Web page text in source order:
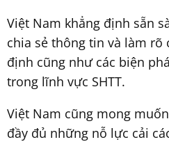
Việt Nam khẳng định sẵn
chia sẻ thông tin và làm rõ
định cũng như các biện
trong lĩnh vực SHTT.
Việt Nam cũng mong
đầy đủ những nỗ lực cải